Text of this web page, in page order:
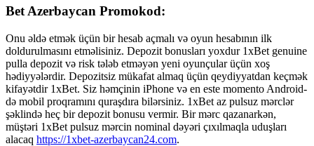
Bet Azerbaycan Promokod:
Onu əldə etmək üçün bir hesab açmalı və oyun hesabının ilk
doldurulmasını etməlisiniz. Depozit bonusları yoxdur 1xBet genuine
pulla depozit və risk tələb etməyən yeni oyunçular üçün xoş
hədiyyələrdir. Depozitsiz mükafat almaq üçün qeydiyyatdan keçmək
kifayətdir 1xBet. Siz həmçinin iPhone və en este momento Android-
də mobil proqramını quraşdıra bilərsiniz. 1xBet az pulsuz mərclər
şəklində heç bir depozit bonusu vermir. Bir mərc qazanarkən,
müştəri 1xBet pulsuz mərcin nominal dəyəri çıxılmaqla uduşları
alacaq https://1xbet-azerbaycan24.com.